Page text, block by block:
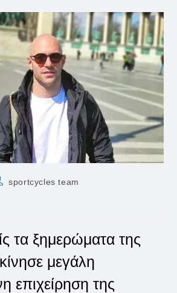
sportcycles team
τα ξημερώματα της
μεγάλη
επιχείρηση της